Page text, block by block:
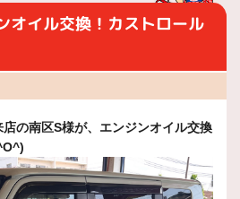
オイル交換！カストロール
の南区S様が、エンジンオイル交換